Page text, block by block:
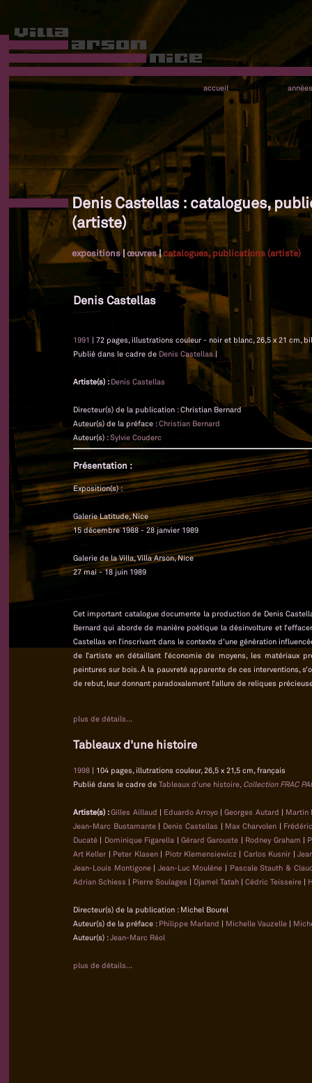
accueil années
Denis Castellas : catalogues,
(artiste)
expositions|œuvres|catalogues, publications (artiste)
Denis Castellas
1991 | 72 pages, illustrations couleur - noir et blanc, 26,5 x 21 cm,
Publié dans le cadre de Denis Castellas |
Artiste(s) : Denis Castellas
Directeur(s) de la publication : Christian Bernard
Auteur(s) de la préface :Christian Bernard
Auteur(s) :Sylvie Couderc
Présentation :
Exposition(s) :
Galerie Latitude, Nice
15 décembre 1988 - 28 janvier 1989
Galerie de la Villa, Villa Arson, Nice
27 mai - 18 juin 1989
Cet important catalogue documente la production de Denis
Bernard qui aborde de manière poétique la désinvolture et
Castellas en l’inscrivant dans le contexte d’une génération
de l’artiste en détaillant l’économie de moyens, les matériaux
peintures sur bois. À la pauvreté apparente de ces interventions,
de rebut, leur donnant paradoxalement l’allure de reliques
plus de détails...
Tableaux d'une histoire
1998 | 104 pages, illutrations couleur, 26,5 x 21,5 cm, français
Publié dans le cadre de Tableaux d'une histoire, Collection FRAC
Artiste(s) :Gilles Aillaud | Eduardo Arroyo |Georges Autard | Martin
Jean-Marc Bustamante| Denis Castellas | Max Charvolen |
Ducaté | Dominique Figarella | Gérard Garouste | Rodney Graham |
Art Keller | Peter Klasen| Piotr Klemensiewicz | Carlos Kusnir |
Jean-Louis Montigone| Jean-Luc Moulène | Pascale Stauth &
Adrian Schiess | Pierre Soulages | Djamel Tatah | Cédric Teisseire |
Directeur(s) de la publication : Michel Bourel
Auteur(s) de la préface : Philippe Marland | Michelle Vauzelle |
Auteur(s) :Jean-Marc Réol
plus de détails...